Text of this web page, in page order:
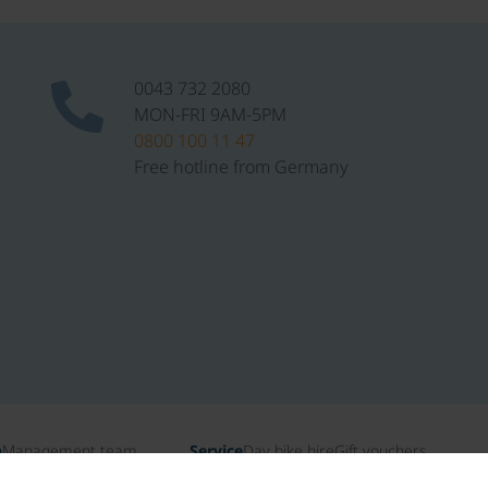
0043 732 2080
MON-FRI 9AM-5PM
0800 100 11 47
Free hotline from Germany
Management team
ServiceDay bike hireGift vouchers